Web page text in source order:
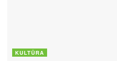
KULTŪRA